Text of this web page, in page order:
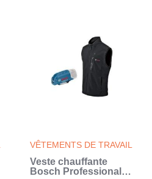
VÊTEMENTS DE TRAVAIL
Veste chauffante
Bosch Professional